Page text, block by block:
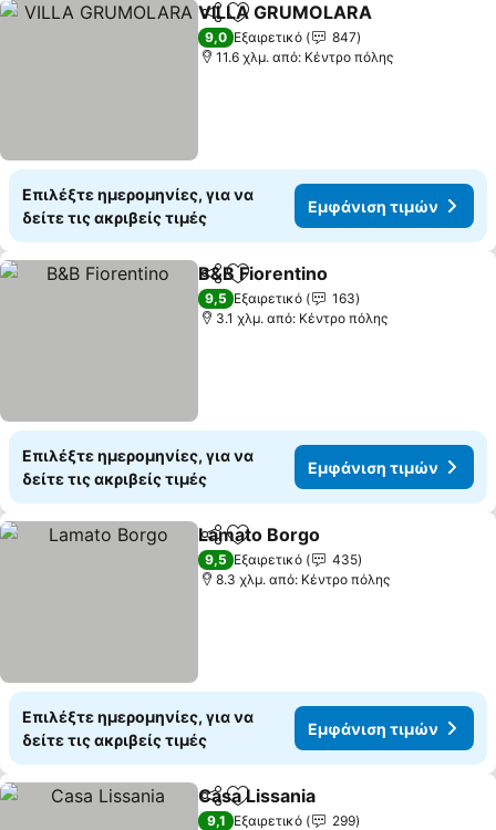
Κοινοποίηση
Προσθήκη στα αγαπημένα
VILLA GRUMOLARA
9,0 Εξαιρετικό
847
11.6 χλμ. από: Κέντρο πόλης
Επιλέξτε ημερομηνίες, για να
δείτε τις ακριβείς τιμές
Εμφάνιση τιμών
Κοινοποίηση
Προσθήκη στα αγαπημένα
B&B Fiorentino
9,5 Εξαιρετικό
163
3.1 χλμ. από: Κέντρο πόλης
Επιλέξτε ημερομηνίες, για να
δείτε τις ακριβείς τιμές
Εμφάνιση τιμών
Κοινοποίηση
Προσθήκη στα αγαπημένα
Lamato Borgo
9,5 Εξαιρετικό
435
8.3 χλμ. από: Κέντρο πόλης
Επιλέξτε ημερομηνίες, για να
δείτε τις ακριβείς τιμές
Εμφάνιση τιμών
Κοινοποίηση
Προσθήκη στα αγαπημένα
Casa Lissania
9,1 Εξαιρετικό
299